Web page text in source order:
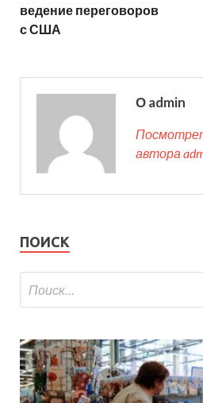
ведение переговоров
с США
О admin
автора
ПОИСК